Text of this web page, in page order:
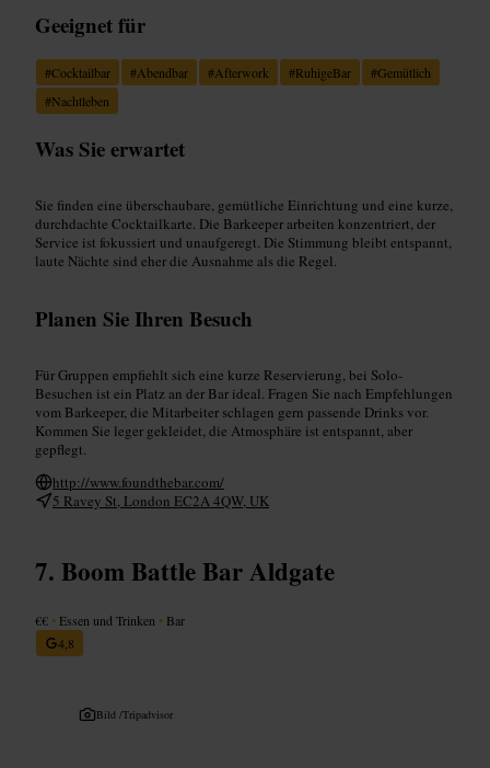
Geeignet für
#Cocktailbar #Abendbar #Afterwork #RuhigeBar #Gemütlich
#Nachtleben
Was Sie erwartet
Sie finden eine überschaubare, gemütliche Einrichtung und eine kurze,
durchdachte Cocktailkarte. Die Barkeeper arbeiten konzentriert, der
Service ist fokussiert und unaufgeregt. Die Stimmung bleibt entspannt,
laute Nächte sind eher die Ausnahme als die Regel.
Planen Sie Ihren Besuch
Für Gruppen empfiehlt sich eine kurze Reservierung, bei Solo-
Besuchen ist ein Platz an der Bar ideal. Fragen Sie nach Empfehlungen
vom Barkeeper, die Mitarbeiter schlagen gern passende Drinks vor.
Kommen Sie leger gekleidet, die Atmosphäre ist entspannt, aber
gepflegt.
http://www.foundthebar.com/
5 Ravey St, London EC2A 4QW, UK
Boom Battle Bar Aldgate
€€ • Essen und Trinken • Bar
4,8
Bild /Tripadvisor